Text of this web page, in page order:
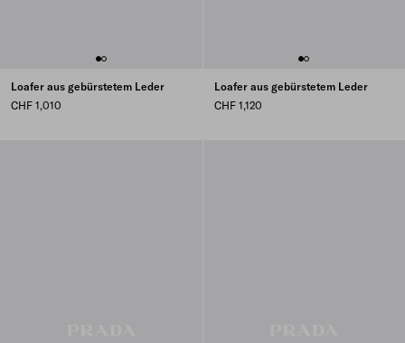
Loafer aus gebürstetem Leder
CHF 1,010
Loafer aus gebürstetem Leder
CHF 1,120